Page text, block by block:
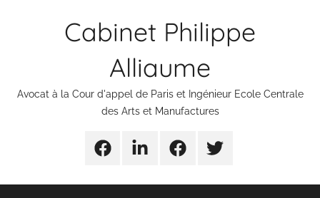
Cabinet Philippe
Alliaume
Avocat à la Cour d'appel de Paris et Ingénieur Ecole Centrale
des Arts et Manufactures
UrgencesLinkedinFacebookTwitter